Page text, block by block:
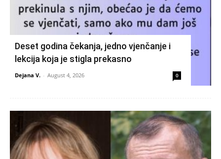
Deset godina čekanja, jedno vjenčanje i
lekcija koja je stigla prekasno
Dejana V. - August 4, 2026 0